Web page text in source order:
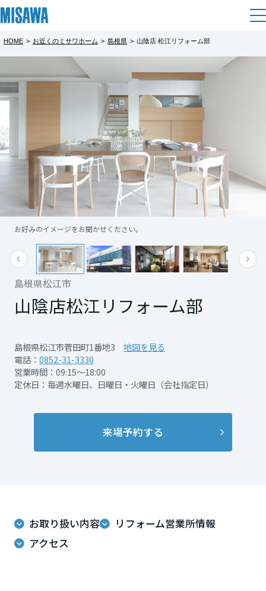
住まい
建てる
デザイン
テクノロジー（住まいの性能）
建築事例・建築実例
デザイナーズギャラリー
インテリア
住まいづくりガイド
分譲住宅（建売・土地）検索
中古住宅検索
スムストック検索
住まいの売却
個人のお客さま
賃貸住宅
賃貸併用住宅
店舗・各種施設
土地活用モデルルーム見学
土地活用実例
法人のお客さま
企業不動産活用（CRE）戦略
社宅建築
これから土地活用・賃貸経営をご検討の方
リフォーム
戸建て・マンション
ミサワリフォームとは
リフォームの流れ
リフォームメニュー
リフォーム事例
事業用リノベーション
ホテル・旅館リフォーム
ームの具体策とアイデアを豊富にご用意しています。
ホームラウンジ リフォーム
まちづくり
複合開発・投資開発
複合開発事業（ASMACI-アスマチ-）
再開発・官民連携事業
分譲マンション開発事業
建築再生事業
事業用売買
事業用地・事業用建物
すべてのフィールドに新しい価値をデザインし、持続可能な未来志向
のまちづくりを実現していきます。
オーナーサポート
サポートメニュー
住まいるりんぐ（ロングサポート）
保証制度
ミサワリフォーム
ミサワホームオーナーさま・リフォーム工事ご契約者さまとミサワホ
ームを結ぶコミュニケーションサイト。お得・便利・安心なコンテン
ツや、ミサワホームからの大切なお知らせなど配信しています。
企 業・IR情報
企業・IR
MISAWAについて
ミサワホームグループ
新卒者採用
展示場・イベント情報
カタログ請求
HOME > お近くのミサワホーム > 島根県 > 山陰店 松江リフォーム部
島根県松江市
山陰店松江リフォーム部
島根県松江市菅田町1番地3
地図を見る
電話： 0852-31-3330
営業時間：09:15～18:00
定休日：毎週水曜日、日曜日・火曜日（会社指定日）
来場予約する
お好みのイメージをお聞かせください。
お取り扱い内容
リフォーム営業所情報
アクセス
都道府県を選択
北海道
東北
青森県
岩手県
宮城県
秋田県
山形県